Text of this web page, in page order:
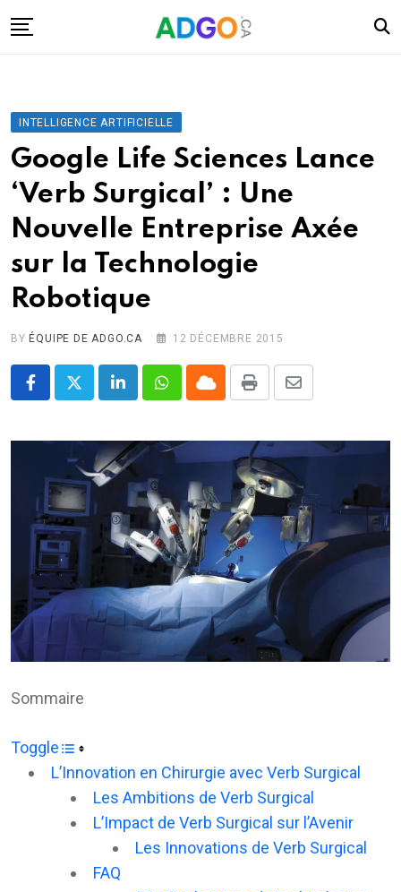
to
Santé
Énergie
Robots
Tech.
Militaire
Sciences
Culture
INTELLIGENCE ARTIFICIELLE
Google Life Sciences Lance
‘Verb Surgical’ : Une
Nouvelle Entreprise Axée
sur la Technologie
Robotique
BYÉQUIPE DE ADGO.CA 12 DÉCEMBRE 2015
LinkedInWhatsappCloudPrint
Share
Email
Sommaire
Toggle
L’Innovation en Chirurgie avec Verb Surgical
Les Ambitions de Verb Surgical
L’Impact de Verb Surgical sur l’Avenir
Les Innovations de Verb Surgical
FAQ